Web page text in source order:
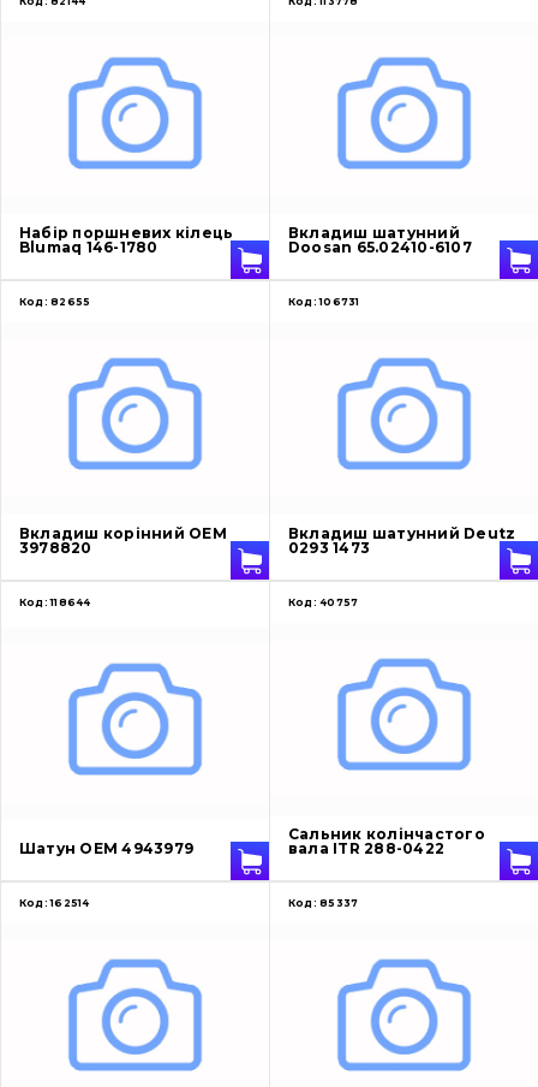
Набір поршневих кілець
Blumaq 146-1780
Вкладиш шатунний
Doosan 65.02410-6107
Код: 82655
Вкладиш корінний OEM
3978820
Код: 106731
Вкладиш шатунний Deutz
0293 1473
Код: 118644
Шатун OEM 4943979
Код: 40757
Сальник колінчастого
вала ITR 288-0422
Код: 162514 Код: 85337